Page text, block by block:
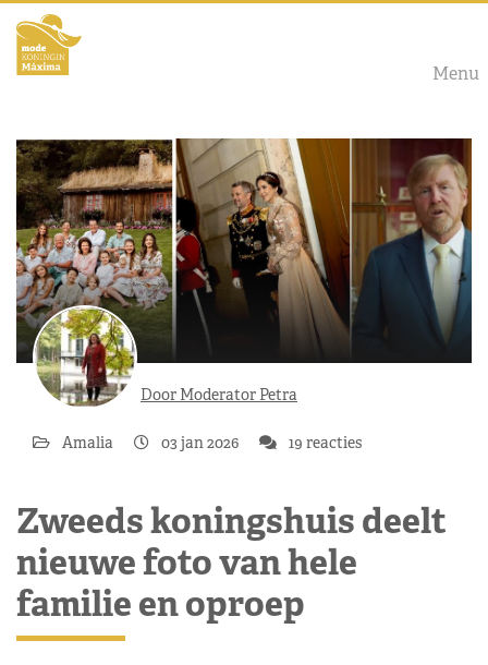
Menu
Door Moderator Petra
Amalia 03 jan 2026 19 reacties
Zweeds koningshuis deelt
nieuwe foto van hele
familie en oproep